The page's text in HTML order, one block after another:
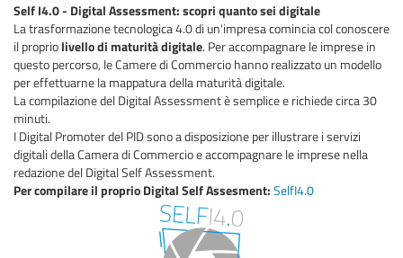
Self I4.0 - Digital Assessment: scopri quanto sei digitale
La trasformazione tecnologica 4.0 di un'impresa comincia col conoscere
il propriolivello di maturità digitale. Per accompagnare le imprese in
questo percorso, le Camere di Commercio hanno realizzato un modello
per effettuarne la mappatura della maturità digitale.
La compilazione del Digital Assessment è semplice e richiede circa 30
minuti.
I Digital Promoter del PID sono a disposizione per illustrare i servizi
digitali della Camera di Commercio e accompagnare le imprese nella
redazione del Digital Self Assessment.
Per compilare il proprio Digital Self Assesment:SelfI4.0